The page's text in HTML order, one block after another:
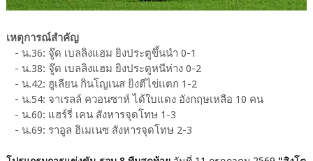
เหตุการณ์สำคัญ
- น.36: จู๊ด เบลลิงแฮม ยิงประตูขึ้นนำ 0-1
- น.38: จู๊ด เบลลิงแฮม ยิงประตูหนีห่าง 0-2
- น.42: ฮูเลียน กินโญเนส ยิงตีไข่แตก 1-2
- น.54: จาเรลล์ ควอนซาห์ ได้ใบแดง อังกฤษเหลือ 10 คน
- น.60: แฮร์รี่ เคน สังหารจุดโทษ 1-3
- น.69: ราอูล ฮิเมเนซ สังหารจุดโทษ 2-3